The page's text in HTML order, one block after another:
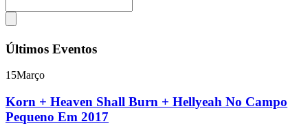
Últimos Eventos
15Março
Korn + Heaven Shall Burn + Hellyeah No Campo
Pequeno Em 2017